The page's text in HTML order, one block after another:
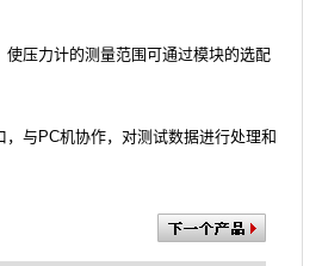
使压力计的测量范围可通过模块的选配
，与PC机协作，对测试数据进行处理和